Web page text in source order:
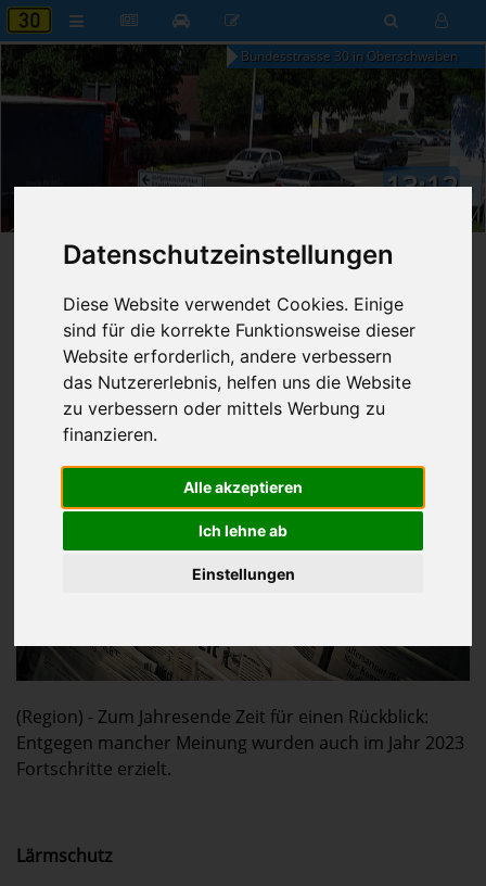
Datenschutzeinstellungen
Diese Website verwendet Cookies. Einige
sind für die korrekte Funktionsweise dieser
Website erforderlich, andere verbessern
das Nutzererlebnis, helfen uns die Website
zu verbessern oder mittels Werbung zu
finanzieren.
Alle akzeptieren
Ich lehne ab
Einstellungen
Bundesstrasse 30 in Oberschwaben
13:12
Startseite»Die Bundesstraße»Politik»CDU
27.12.2023 - 21:00 Uhr
Franz Fischer
Nr. 8476
1.670
Jahresrückblick der "Initiative B30"
(Region) - Zum Jahresende Zeit für einen Rückblick:
Entgegen mancher Meinung wurden auch im Jahr 2023
Fortschritte erzielt.
Lärmschutz